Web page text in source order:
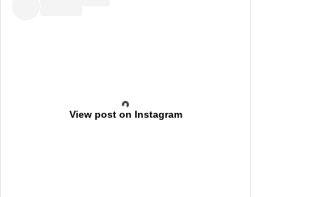
View post on Instagram